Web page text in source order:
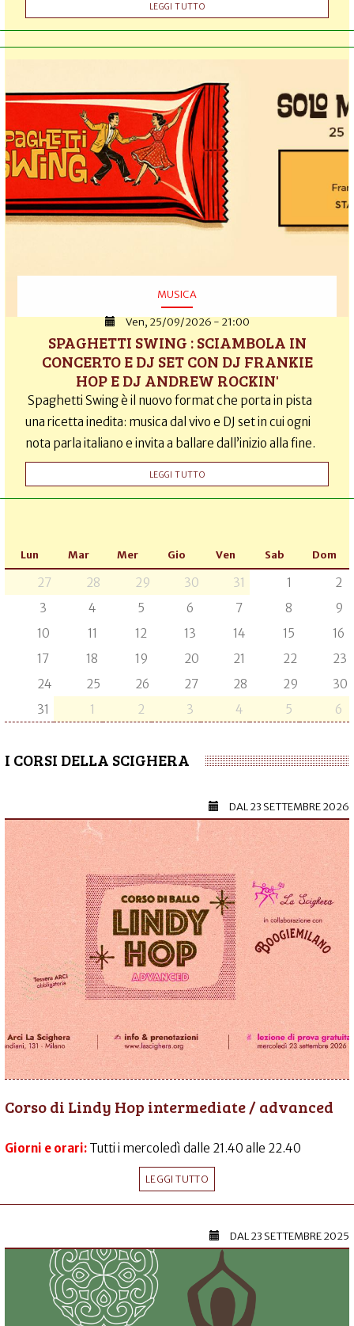
LEGGI TUTTO
MUSICA
Ven, 25/09/2026 - 21:00
SPAGHETTI SWING : SCIAMBOLA IN
CONCERTO E DJ SET CON DJ FRANKIE
HOP E DJ ANDREW ROCKIN'
Spaghetti Swing è il nuovo format che porta in pista
una ricetta inedita: musica dal vivo e DJ set in cui ogni
nota parla italiano e invita a ballare dall’inizio alla fine.
LEGGI TUTTO
Lun Mar Mer Gio Ven Sab Dom
27 28 29 30 31 1
2
3
4 5 6 7 8
9
10
11 12 13 14 15
16
17
18 19 20 21 22
23
24
25 26 27 28 29
30
31
1 2 3 4 5 6
I CORSI DELLA SCIGHERA
DAL23 SETTEMBRE 2026
Corso di Lindy Hop intermediate / advanced
Giorni e orari: Tutti i mercoledì dalle 21.40 alle 22.40
LEGGI TUTTO
DAL23 SETTEMBRE 2025